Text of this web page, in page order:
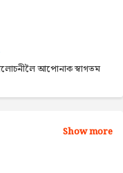
আপোনাক স্বাগতম
Show more